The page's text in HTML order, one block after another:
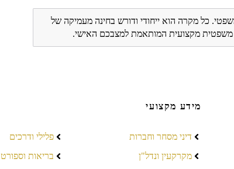
כל מקרה הוא ייחודי ודורש בחינה מעמיקה של
משפטית מקצועית המותאמת למצבכם האישי.
מידע מקצועי
דיני מסחר וחברות
מקרקעין ונדל"ן
פלילי ודרכים
בריאות וספורט